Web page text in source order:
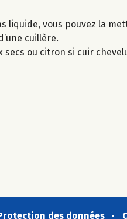
liquide, vous pouvez la
cuillère.
ou citron si cuir
des données